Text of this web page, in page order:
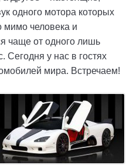
одного мотора которых
мимо человека и
чаще от одного лишь
Сегодня у нас в гостях
мира. Встречаем!